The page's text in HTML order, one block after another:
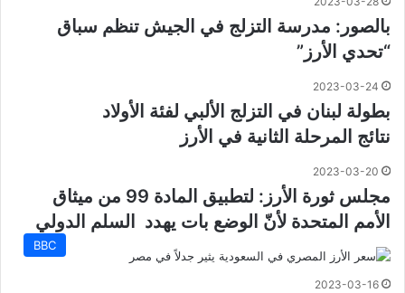
بالصور: مدرسة التزلج في الجيش تنظم سباق
“تحدي الأرز”
2023-03-24
بطولة لبنان في التزلج الألبي لفئة الأولاد
نتائج المرحلة الثانية في الأرز
2023-03-20
مجلس ثورة الأرز: لتطبيق المادة 99 من ميثاق
الأمم المتحدة لأنّ الوضع بات يهدد السلم الدولي
BBC
2023-03-16